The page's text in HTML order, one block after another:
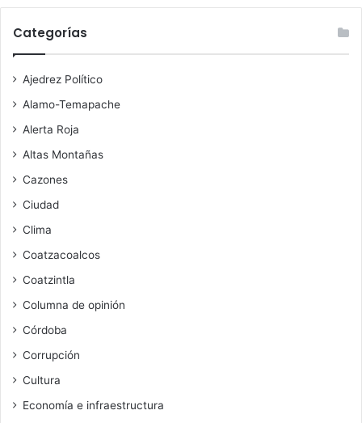
Categorías
Ajedrez Político
Alamo-Temapache
Alerta Roja
Altas Montañas
Cazones
Ciudad
Clima
Coatzacoalcos
Coatzintla
Columna de opinión
Córdoba
Corrupción
Cultura
Economía e infraestructura